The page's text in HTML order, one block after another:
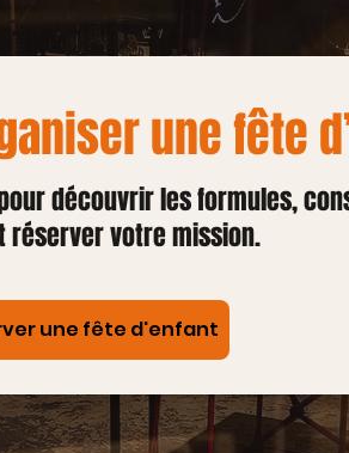
une fête
découvrir les formules,
réserver votre mission.
une fête d'enfant